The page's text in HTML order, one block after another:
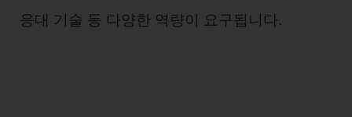
응대 기술 등 다양한 역량이 요구됩니다.